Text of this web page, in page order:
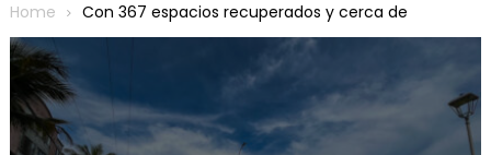
Home Con 367 espacios recuperados y cerca de